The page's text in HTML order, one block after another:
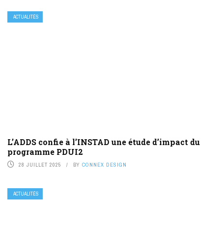
ACTUALITÉS
L’ADDS confie à l’INSTAD une étude d’impact du
programme PDUI2
28 JUILLET 2025 BY CONNEX DESIGN
ACTUALITÉS